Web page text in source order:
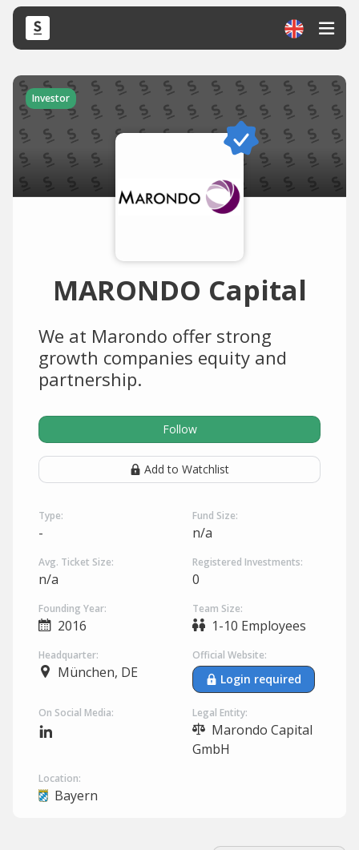
Investor
MARONDO Capital
We at Marondo offer strong
growth companies equity and
partnership.
Follow
Add to Watchlist
Type:
-
Fund Size:
n/a
Avg. Ticket Size:
n/a
Registered Investments:
0
Founding Year:
2016
Team Size:
1-10 Employees
Headquarter:
München, DE
Official Website:
Login required
On Social Media: Legal Entity:
Marondo Capital
GmbH
Location:
Bayern